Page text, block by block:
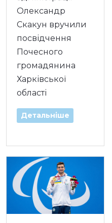
Олександр
Скакун вручили
посвідчення
Почесного
громадянина
Харківської
області
Детальніше